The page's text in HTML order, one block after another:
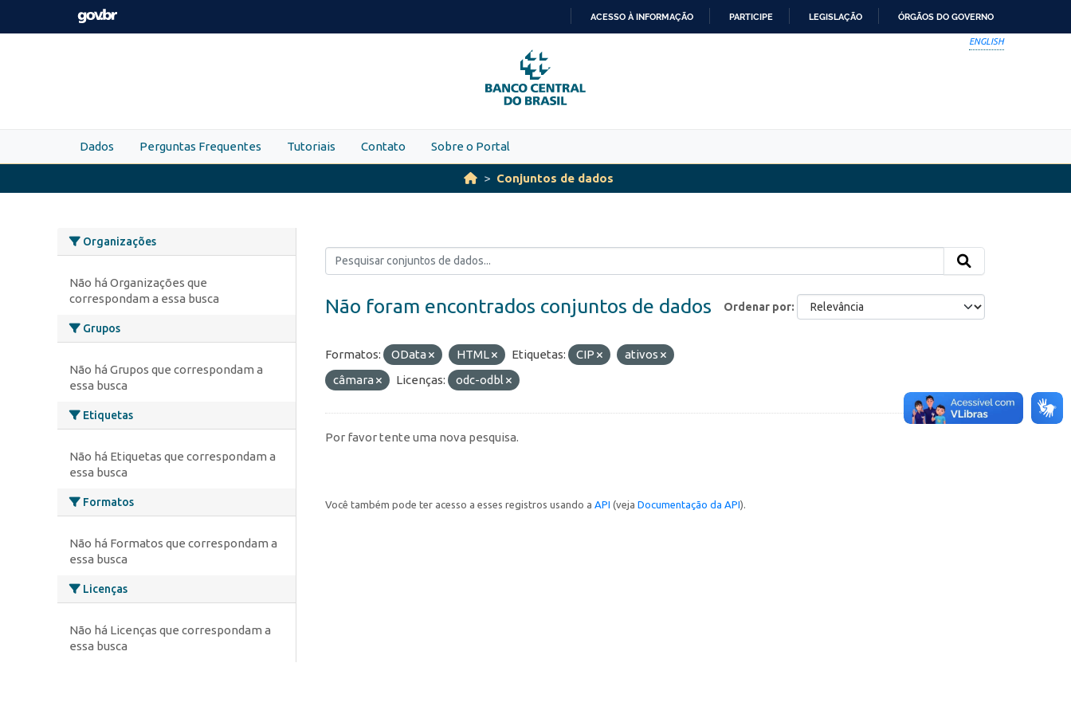
Skip to main content
PARA
O
CONTEÚDO
ACESSO À INFORMAÇÃO PARTICIPE LEGISLAÇÃO ÓRGÃOS DO GOVERNO
ENGLISH
Dados Perguntas Frequentes Tutoriais Contato Sobre o Portal
Conjuntos de dados
Organizações
Não há Organizações que
correspondam a essa busca
Grupos
Não há Grupos que correspondam a
essa busca
Etiquetas
Não há Etiquetas que correspondam a
essa busca
Formatos
Não há Formatos que correspondam a
essa busca
Licenças
Não há Licenças que correspondam a
essa busca
Ordenar por
Não foram encontrados conjuntos de dados
Formatos: OData HTML Etiquetas: CIP
ativos
câmara
Licenças: odc-odbl
Por favor tente uma nova pesquisa.
Você também pode ter acesso a esses registros usando a API (veja Documentação da API).